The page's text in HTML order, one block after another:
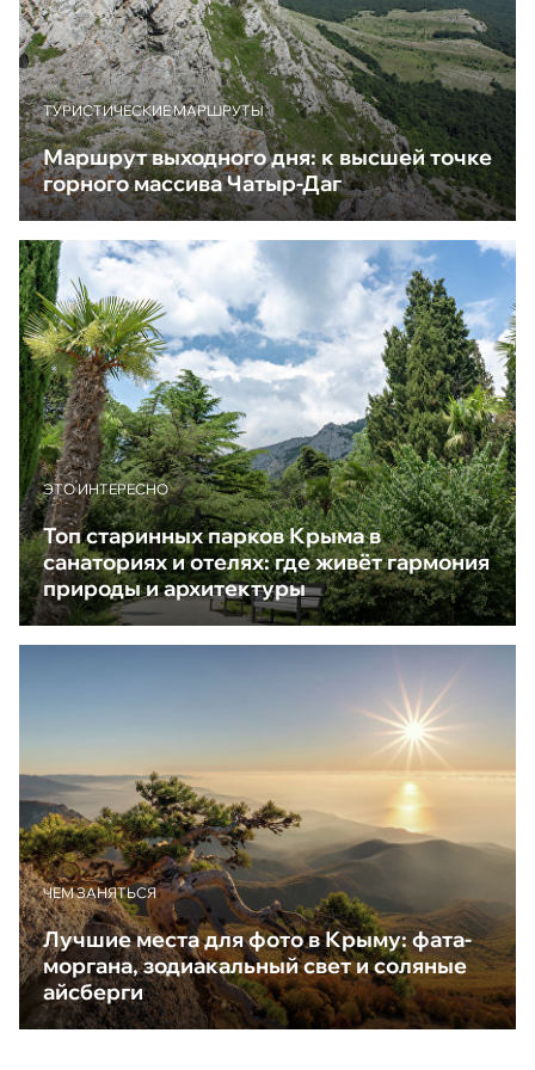
ТУРИСТИЧЕСКИЕ МАРШРУТЫ
Маршрут выходного дня: к высшей точке
горного массива Чатыр-Даг
ЭТО ИНТЕРЕСНО
Топ старинных парков Крыма в
санаториях и отелях: где живёт гармония
природы и архитектуры
ЧЕМ ЗАНЯТЬСЯ
Лучшие места для фото в Крыму: фата-
моргана, зодиакальный свет и соляные
айсберги